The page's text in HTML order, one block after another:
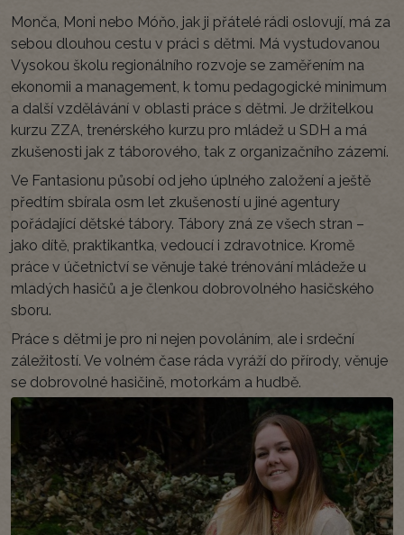
Monča, Moni nebo Móňo, jak ji přátelé rádi oslovují, má za
sebou dlouhou cestu v práci s dětmi. Má vystudovanou
Vysokou školu regionálního rozvoje se zaměřením na
ekonomii a management, k tomu pedagogické minimum
a další vzdělávání v oblasti práce s dětmi. Je držitelkou
kurzu ZZA, trenérského kurzu pro mládež u SDH a má
zkušenosti jak z táborového, tak z organizačního zázemí.
Ve Fantasionu působí od jeho úplného založení a ještě
předtím sbírala osm let zkušeností u jiné agentury
pořádající dětské tábory. Tábory zná ze všech stran –
jako dítě, praktikantka, vedoucí i zdravotnice. Kromě
práce v účetnictví se věnuje také trénování mládeže u
mladých hasičů a je členkou dobrovolného hasičského
sboru.
Práce s dětmi je pro ni nejen povoláním, ale i srdeční
záležitostí. Ve volném čase ráda vyráží do přírody, věnuje
se dobrovolné hasičině, motorkám a hudbě.